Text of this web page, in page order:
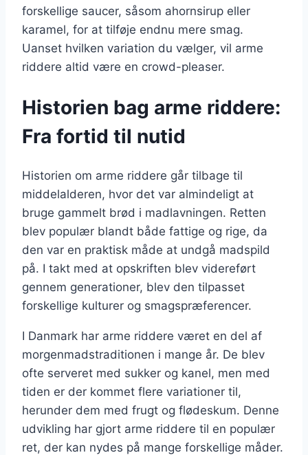
forskellige saucer, såsom ahornsirup eller
karamel, for at tilføje endnu mere smag.
Uanset hvilken variation du vælger, vil arme
riddere altid være en crowd-pleaser.
Historien bag arme riddere:
Fra fortid til nutid
Historien om arme riddere går tilbage til
middelalderen, hvor det var almindeligt at
bruge gammelt brød i madlavningen. Retten
blev populær blandt både fattige og rige, da
den var en praktisk måde at undgå madspild
på. I takt med at opskriften blev videreført
gennem generationer, blev den tilpasset
forskellige kulturer og smagspræferencer.
I Danmark har arme riddere været en del af
morgenmadstraditionen i mange år. De blev
ofte serveret med sukker og kanel, men med
tiden er der kommet flere variationer til,
herunder dem med frugt og flødeskum. Denne
udvikling har gjort arme riddere til en populær
ret, der kan nydes på mange forskellige måder.